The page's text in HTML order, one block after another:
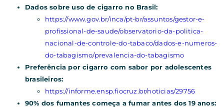
Dados sobre uso de cigarro no Brasil:
https://www.gov.br/inca/pt-br/assuntos/gestor-e-
profissional-de-saude/observatorio-da-politica-
nacional-de-controle-do-tabaco/dados-e-numeros-
do-tabagismo/prevalencia-do-tabagismo
Preferência por cigarro com sabor por adolescentes
brasileiros:
https://informe.ensp.fiocruz.br/noticias/29756
90% dos fumantes começa a fumar antes dos 19 anos: